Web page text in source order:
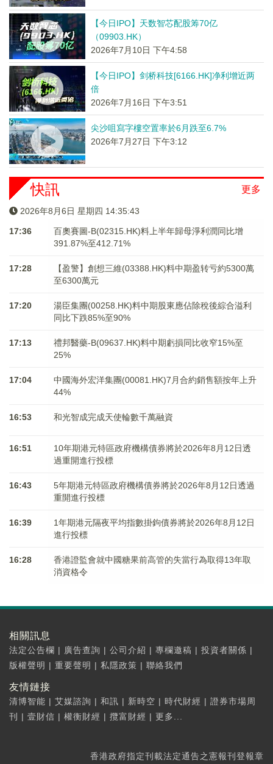
【今日IPO】天数智芯配股筹70亿
（09903.HK）
2026年7月10日 下午4:58
【今日IPO】剑桥科技[6166.HK]净利增近两
倍
2026年7月16日 下午3:51
尖沙咀寫字樓空置率於6月跌至6.7%
2026年7月27日 下午3:12
更多
快訊
2026年8月6日 星期四 14:35:43
17:36
百奧賽圖-B(02315.HK)料上半年歸母淨利潤同比增
391.87%至412.71%
17:28
【盈警】創想三維(03388.HK)料中期盈转亏約5300萬
至6300萬元
17:20
湯臣集團(00258.HK)料中期股東應佔除稅後綜合溢利
同比下跌85%至90%
17:13
禮邦醫藥-B(09637.HK)料中期虧損同比收窄15%至
25%
17:04
中國海外宏洋集團(00081.HK)7月合約銷售額按年上升
44%
16:53 和光智成完成天使輪數千萬融資
16:51
10年期港元特區政府機構債券將於2026年8月12日透
過重開進行投標
16:43
5年期港元特區政府機構債券將於2026年8月12日透過
重開進行投標
16:39
1年期港元隔夜平均指數掛鉤債券將於2026年8月12日
進行投標
16:28
香港證監會就中國糖果前高管的失當行為取得13年取
消資格令
相關訊息
法定公告欄 | 廣告查詢 | 公司介紹 | 專欄邀稿 | 投資者關係 |
版權聲明 | 重要聲明 | 私隱政策 | 聯絡我們
友情鏈接
清博智能 | 艾媒諮詢 | 和訊 | 新時空 | 時代財經 | 證券市場周
刊
| 壹財信 | 權衡財經 | 攬富財經 | 更多...
香港政府指定刊載法定通告之憲報刊登報章